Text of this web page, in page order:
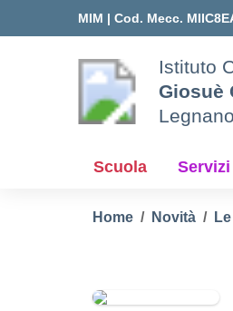
MIM | Cod. Mecc.
Istituto
Giosuè
Legnano
Scuola Servizi
Home Novità